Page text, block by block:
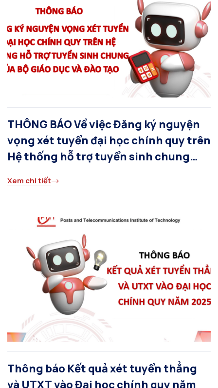
THÔNG BÁO Về việc Đăng ký nguyện
vọng xét tuyển đại học chính quy trên
Hệ thống hỗ trợ tuyển sinh chung
của Bộ Giáo dục và Đào tạo
Xem chi tiết
Thông báo Kết quả xét tuyển thẳng
và UTXT vào Đại học chính quy năm